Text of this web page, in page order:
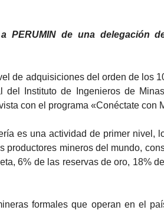
PERUMIN de una delegación
de adquisiciones del orden de los
del Instituto de Ingenieros de
con el programa «Conéctate con
es una actividad de primer nivel,
productores mineros del mundo,
6% de las reservas de oro, 18%
formales que operan en el